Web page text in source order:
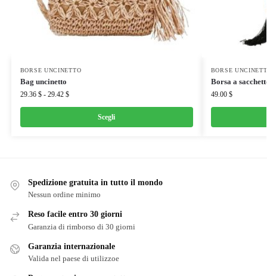
BORSE UNCINETTO
Bag uncinetto
29.36 $ - 29.42 $
Scegli
BORSE
Borsa a
49.00 $
Spedizione gratuita in tutto il mondo
Nessun ordine minimo
Reso facile entro 30 giorni
Garanzia di rimborso di 30 giorni
Garanzia internazionale
Valida nel paese di utilizzoe